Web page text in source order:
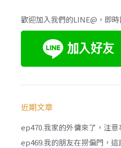
歡迎加入我們的LINE@，即
近期文章
ep470.我家的外傭來了，注
ep469.我的朋友在撈偏門，